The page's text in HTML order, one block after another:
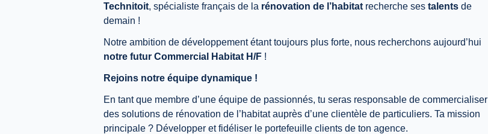
Technitoit, spécialiste français de la rénovation de l’habitat recherche ses talents de
demain !
Notre ambition de développement étant toujours plus forte, nous recherchons aujourd’hui
notre futur Commercial Habitat H/F !
Rejoins notre équipe dynamique !
En tant que membre d’une équipe de passionnés, tu seras responsable de commercialiser
des solutions de rénovation de l’habitat auprès d’une clientèle de particuliers. Ta mission
principale ? Développer et fidéliser le portefeuille clients de ton agence.